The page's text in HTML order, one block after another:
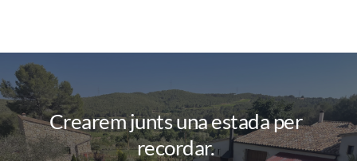
Crearem junts una estada per
recordar.